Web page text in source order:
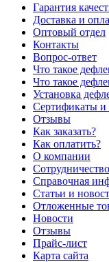
Гарантия
Доставка и
Оптовый отдел
Контакты
Вопрос-ответ
Что такое
Что такое
Установка
Сертификаты и
Отзывы
Как заказать?
Как оплатить?
О компании
Сотрудничество
Справочная
Статьи и
Отложенные
Новости
Отзывы
Прайс-лист
Карта сайта